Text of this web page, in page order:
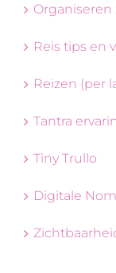
Reis tips en
Reizen (per
Tantra
Tiny Trullo
Digitale